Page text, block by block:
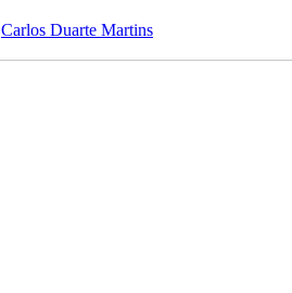
Carlos Duarte Martins